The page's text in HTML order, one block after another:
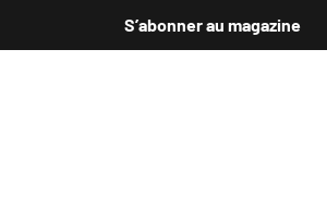
S’abonner au magazine